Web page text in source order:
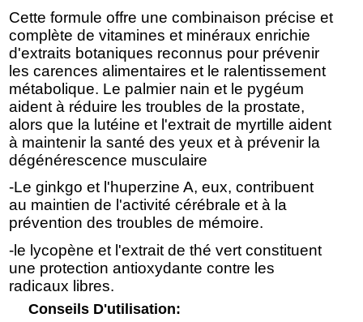
Cette formule offre une combinaison précise et
complète de vitamines et minéraux enrichie
d'extraits botaniques reconnus pour prévenir
les carences alimentaires et le ralentissement
métabolique. Le palmier nain et le pygéum
aident à réduire les troubles de la prostate,
alors que la lutéine et l'extrait de myrtille aident
à maintenir la santé des yeux et à prévenir la
dégénérescence musculaire
-Le ginkgo et l'huperzine A, eux, contribuent
au maintien de l'activité cérébrale et à la
prévention des troubles de mémoire.
-le lycopène et l'extrait de thé vert constituent
une protection antioxydante contre les
radicaux libres.
Conseils D'utilisation: